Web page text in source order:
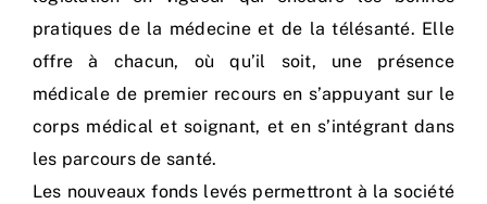
pratiques de la médecine et de la télésanté. Elle
offre à chacun, où qu’il soit, une présence
médicale de premier recours en s’appuyant sur le
corps médical et soignant, et en s’intégrant dans
les parcours de santé.
Les nouveaux fonds levés permettront à la société